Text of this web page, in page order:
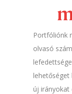
Portfóliónk
olvasó
lehetőséget
új irányokat